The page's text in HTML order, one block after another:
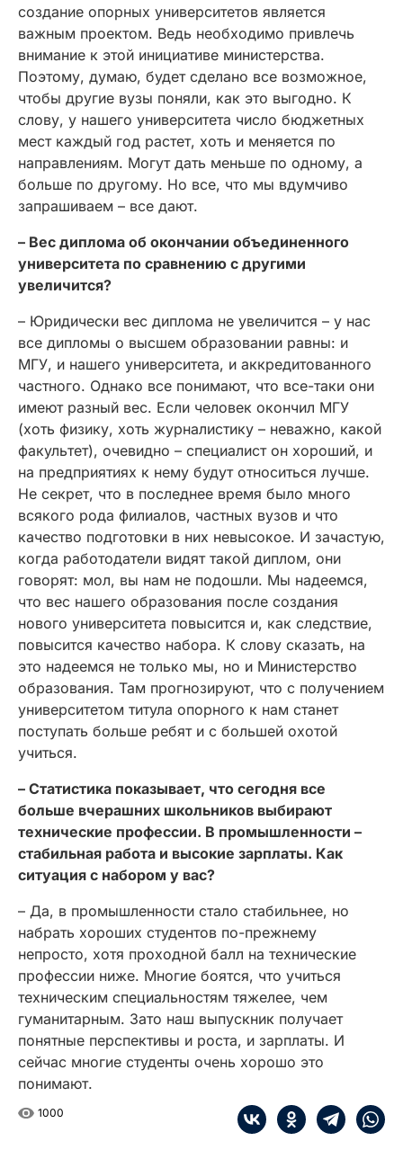
создание опорных университетов является
важным проектом. Ведь необходимо привлечь
внимание к этой инициативе министерства.
Поэтому, думаю, будет сделано все возможное,
чтобы другие вузы поняли, как это выгодно. К
слову, у нашего университета число бюджетных
мест каждый год растет, хоть и меняется по
направлениям. Могут дать меньше по одному, а
больше по другому. Но все, что мы вдумчиво
запрашиваем – все дают.
– Вес диплома об окончании объединенного
университета по сравнению с другими
увеличится?
– Юридически вес диплома не увеличится – у нас
все дипломы о высшем образовании равны: и
МГУ, и нашего университета, и аккредитованного
частного. Однако все понимают, что все-таки они
имеют разный вес. Если человек окончил МГУ
(хоть физику, хоть журналистику – неважно, какой
факультет), очевидно – специалист он хороший, и
на предприятиях к нему будут относиться лучше.
Не секрет, что в последнее время было много
всякого рода филиалов, частных вузов и что
качество подготовки в них невысокое. И зачастую,
когда работодатели видят такой диплом, они
говорят: мол, вы нам не подошли. Мы надеемся,
что вес нашего образования после создания
нового университета повысится и, как следствие,
повысится качество набора. К слову сказать, на
это надеемся не только мы, но и Министерство
образования. Там прогнозируют, что с получением
университетом титула опорного к нам станет
поступать больше ребят и с большей охотой
учиться.
– Статистика показывает, что сегодня все
больше вчерашних школьников выбирают
технические профессии. В промышленности –
стабильная работа и высокие зарплаты. Как
ситуация с набором у вас?
– Да, в промышленности стало стабильнее, но
набрать хороших студентов по-прежнему
непросто, хотя проходной балл на технические
профессии ниже. Многие боятся, что учиться
техническим специальностям тяжелее, чем
гуманитарным. Зато наш выпускник получает
понятные перспективы и роста, и зарплаты. И
сейчас многие студенты очень хорошо это
понимают.
1000